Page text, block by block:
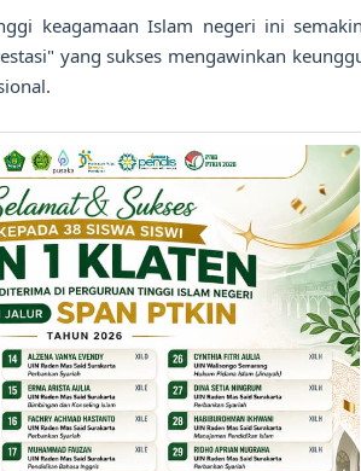
keagamaan Islam negeri ini
yang sukses mengawinkan